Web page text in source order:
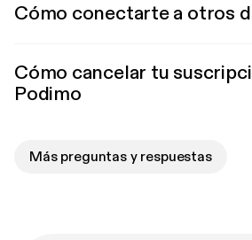
Cómo conectarte a otros
Cómo cancelar tu
Podimo
Más preguntas y respuestas